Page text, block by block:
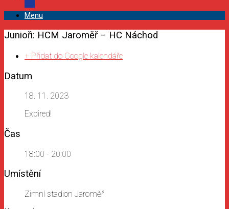
Menu
Junioři: HCM Jaroměř – HC Náchod
+ Přidat do Google kalendáře
Datum
18. 11. 2023
Expired!
Čas
18:00 - 20:00
Umístění
Zimní stadion Jaroměř